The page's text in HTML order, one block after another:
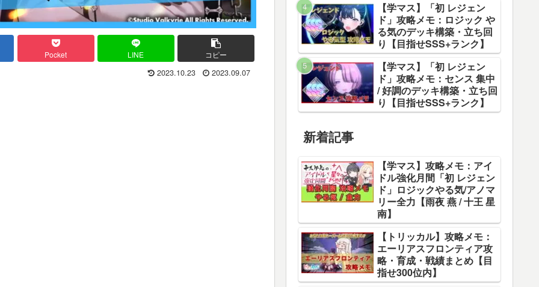
Pocket LINE コピー
2023.10.23 2023.09.07
【学マス】「初 レジェン
ド」攻略メモ：ロジック や
る気のデッキ構築・立ち回
り【目指せSSS+ランク】
【学マス】「初 レジェン
ド」攻略メモ：センス 集中
/ 好調のデッキ構築・立ち回
り【目指せSSS+ランク】
新着記事
【学マス】攻略メモ：アイ
ドル強化月間「初 レジェン
ド」ロジックやる気/アノマ
リー全力【雨夜 燕 / 十王 星
南】
【トリッカル】攻略メモ：
エーリアスフロンティア攻
略・育成・戦績まとめ【目
指せ300位内】